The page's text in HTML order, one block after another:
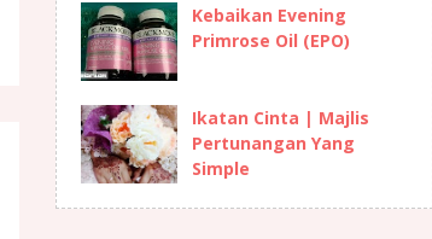
Kebaikan Evening
Primrose Oil (EPO)
Ikatan Cinta | Majlis
Pertunangan Yang
Simple